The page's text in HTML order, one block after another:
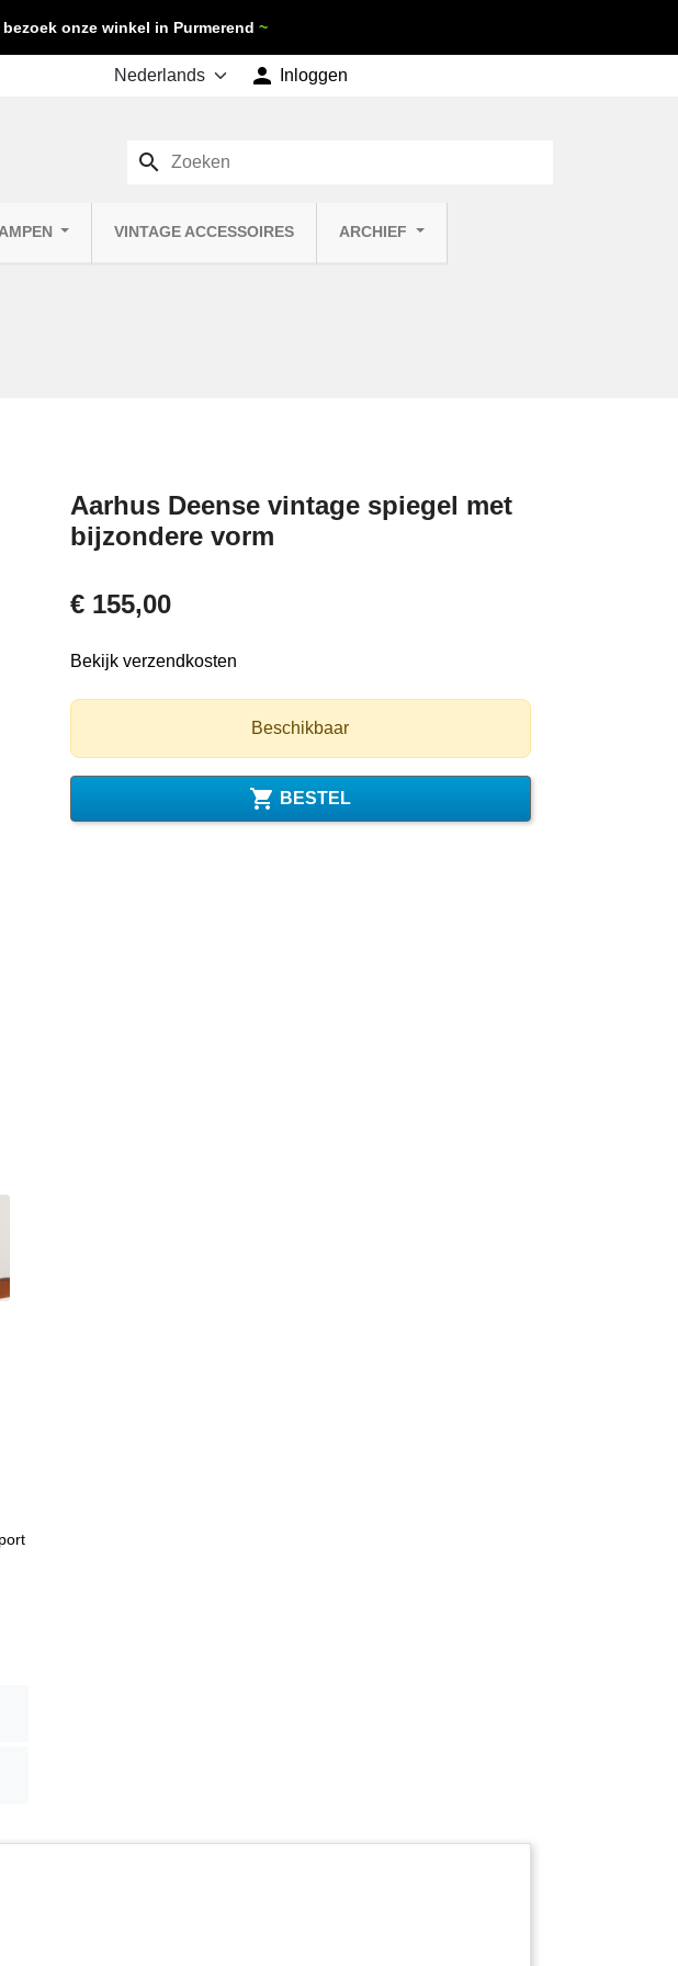
onze winkel in Purmerend ~
 Inloggen
VINTAGE ACCESSOIRES ARCHIEF
search
Aarhus Deense vintage spiegel met
bijzondere vorm
€ 155,00
Bekijk verzendkosten
Beschikbaar
 BESTEL